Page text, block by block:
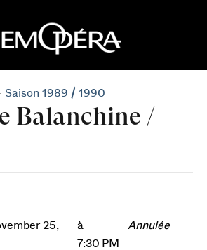
Saison 1989 / 1990
Balanchine /
25,
à
7:30 PM
Annulée